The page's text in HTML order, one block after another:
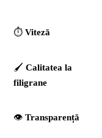
⏱️ Viteză
🖌️ Calitatea la
filigrane
👁️ Transparență